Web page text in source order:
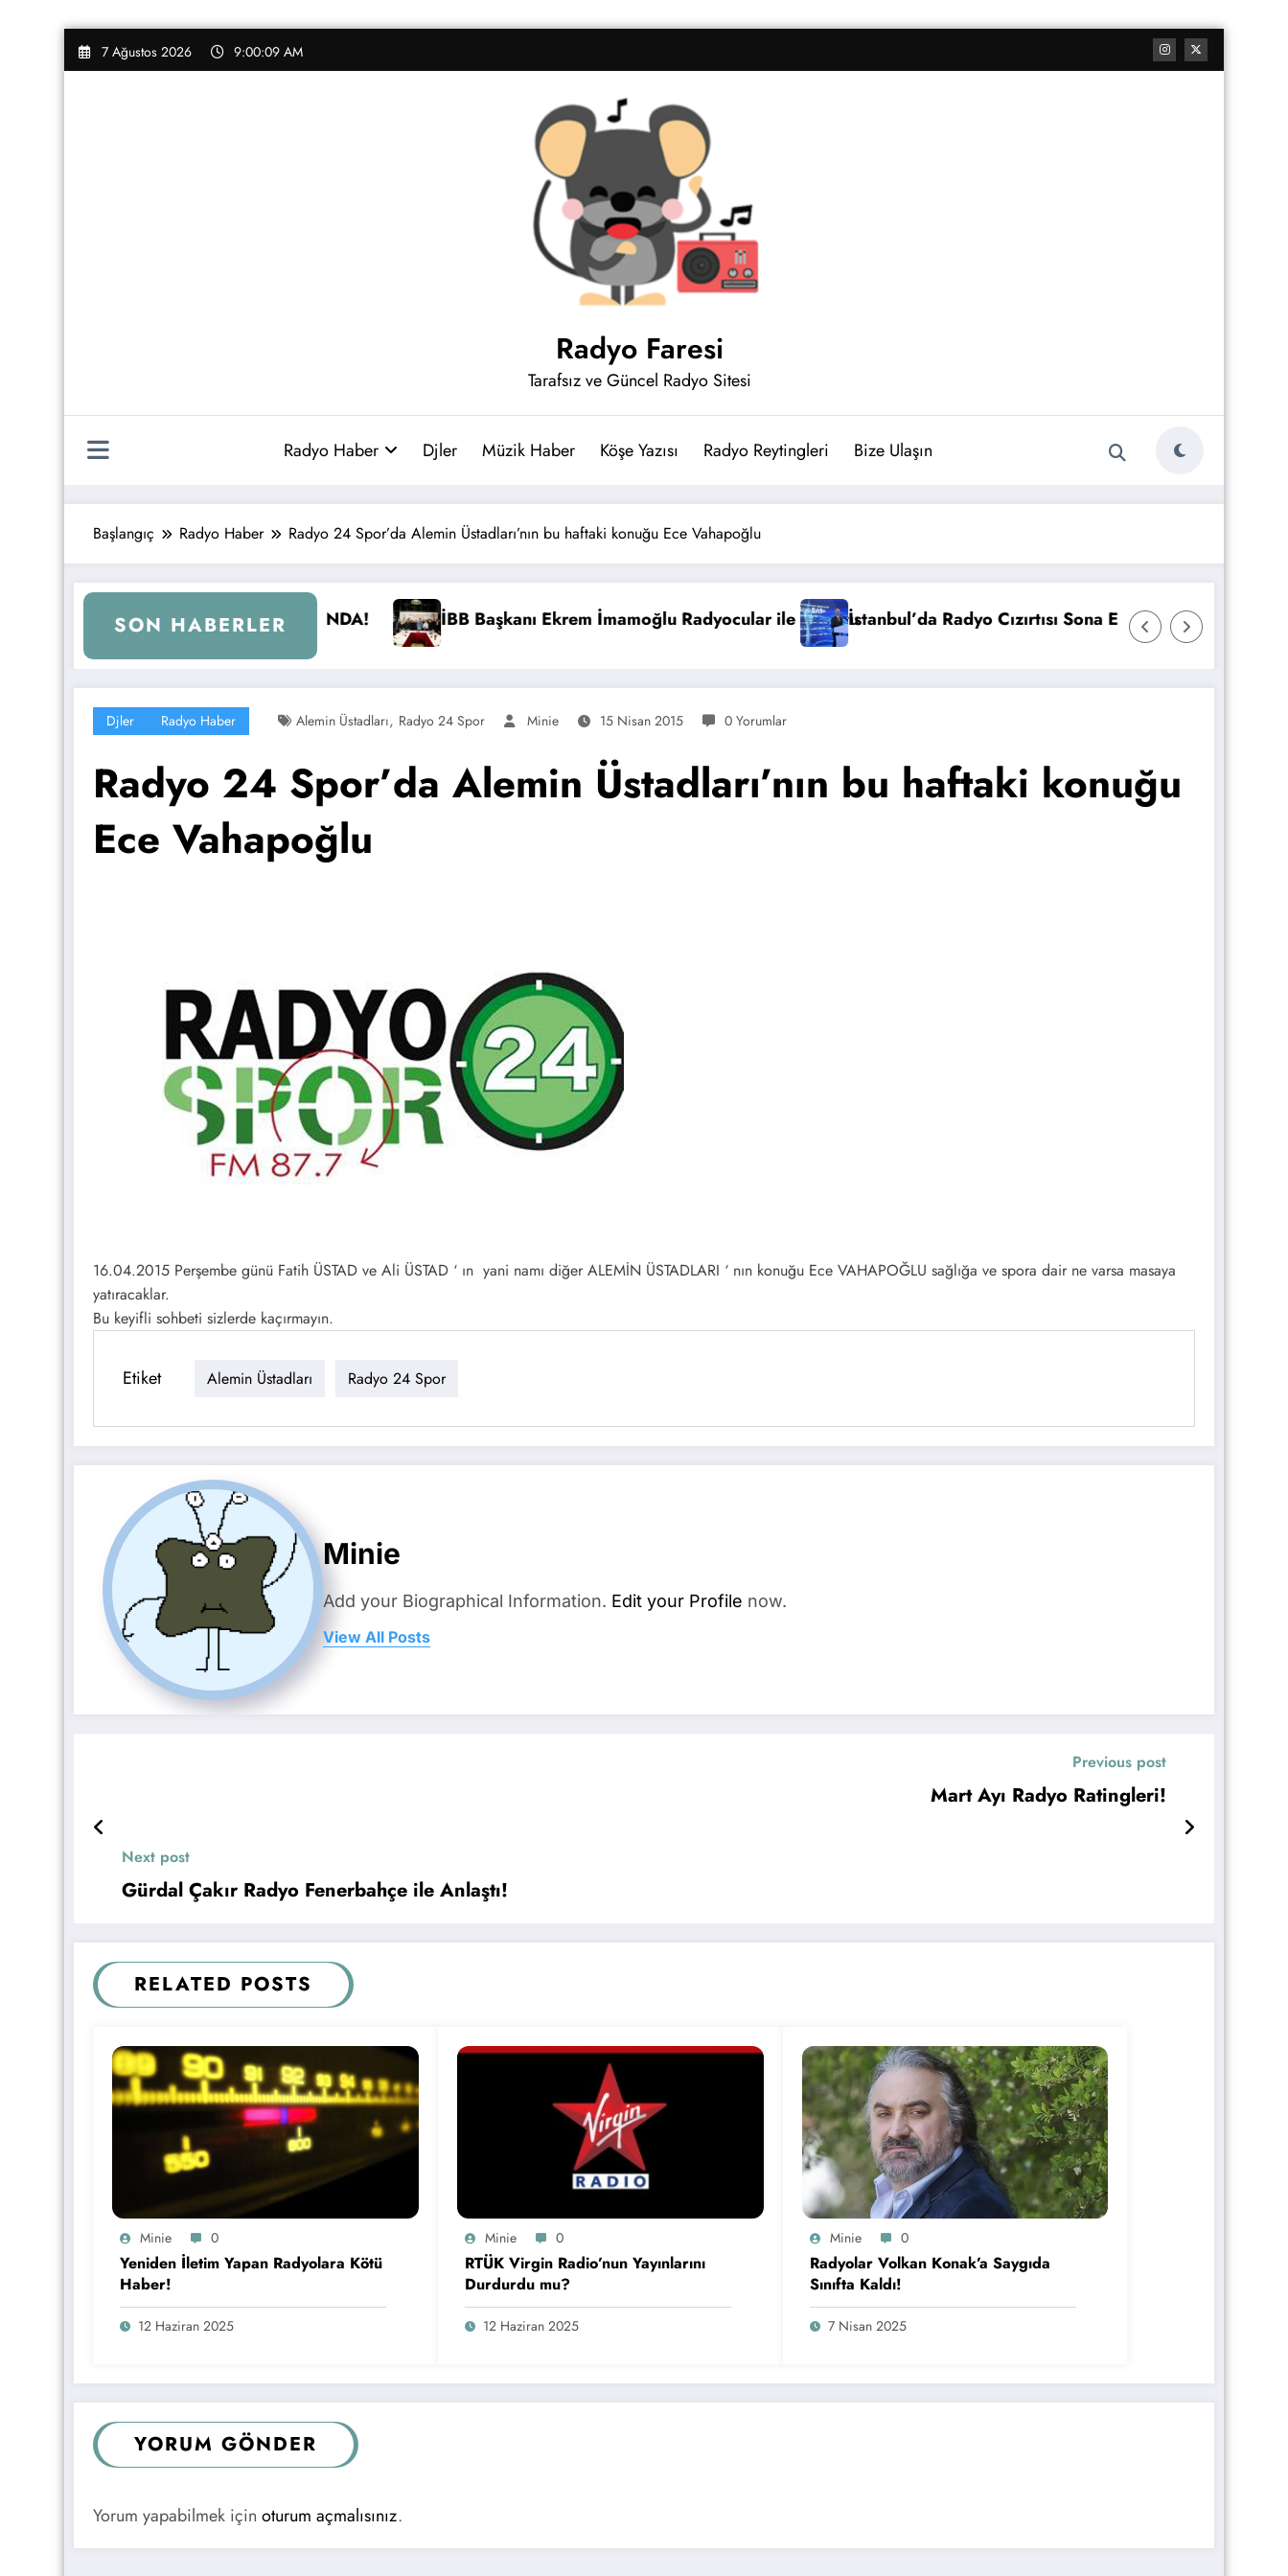
İçeriğe
atla
7 Ağustos 2026 9:00:10 AM
Radyo Faresi
Tarafsız ve Güncel Radyo Sitesi
Radyo Haber Djler Müzik Haber Köşe Yazısı Radyo Reytingleri Bize Ulaşın
Başlangıç Radyo Haber Radyo 24 Spor’da Alemin Üstadları’nın bu haftaki konuğu Ece Vahapoğlu
SON HABERLER
Ekrem İmamoğlu Radyocular ile Buluştuİstanbul’da Radyo Cızırtısı Sona Eriyor! DAB Hizmete Girdi.Dünya Radyo Günü Bayraktar Holding Radyo Yatırımı
Djler Radyo Haber Alemin Üstadları, Radyo 24 Spor Minie 15 Nisan 2015 0 Yorumlar
Radyo 24 Spor’da Alemin Üstadları’nın bu haftaki konuğu
Ece Vahapoğlu
16.04.2015 Perşembe günü Fatih ÜSTAD ve Ali ÜSTAD ‘ ın yani namı diğer ALEMİN ÜSTADLARI ‘ nın konuğu Ece VAHAPOĞLU sağlığa ve spora dair ne varsa masaya
yatıracaklar.
Bu keyifli sohbeti sizlerde kaçırmayın.
Etiket Alemin Üstadları Radyo 24 Spor
Minie
Add your Biographical Information. Edit your Profile now.
View All Posts
Previous post
Mart Ayı Radyo Ratingleri!
Next post
Gürdal Çakır Radyo Fenerbahçe ile Anlaştı!
RELATED POSTS
Minie 0
Yeniden İletim Yapan Radyolara Kötü
Haber!
12 Haziran 2025
Minie 0
RTÜK Virgin Radio’nun Yayınlarını
Durdurdu mu?
12 Haziran 2025
Minie 0
Radyolar Volkan Konak’a Saygıda
Sınıfta Kaldı!
7 Nisan 2025
YORUM GÖNDER
Yorum yapabilmek için oturum açmalısınız.